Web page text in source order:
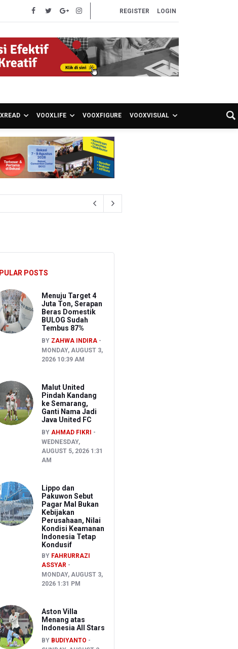
REGISTER LOGIN
VOOXLIFE VOOXFIGURE VOOXVISUAL
POSTS
Menuju Target 4
Juta Ton, Serapan
Beras Domestik
BULOG Sudah
Tembus 87%
BY ZAHWA INDIRA
MONDAY, AUGUST 3,
2026 10:39 AM
Malut United
Pindah Kandang
ke Semarang,
Ganti Nama Jadi
Java United FC
BY AHMAD FIKRI
WEDNESDAY,
AUGUST 5, 2026 1:31
AM
Lippo dan
Pakuwon Sebut
Pagar Mal Bukan
Kebijakan
Perusahaan, Nilai
Kondisi Keamanan
Indonesia Tetap
Kondusif
BY FAHRURRAZI
ASSYAR
MONDAY, AUGUST 3,
2026 1:31 PM
Aston Villa
Menang atas
Indonesia All Stars
BY BUDIYANTO